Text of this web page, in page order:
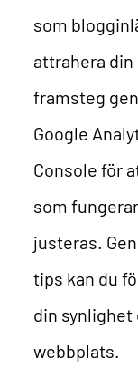
som
attrahera din
framsteg
Google
Console för
som
justeras.
tips kan du
din
webbplats.